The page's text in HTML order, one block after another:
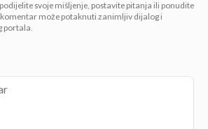
svoje mišljenje, postavite pitanja ili ponudite
komentar može potaknuti zanimljiv dijalog i
portala.